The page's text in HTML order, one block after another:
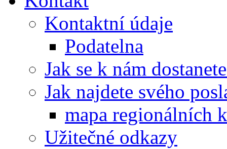
Kontaktní údaje
Podatelna
Jak se k nám
Jak najdete svého
mapa regionálních
Užitečné odkazy